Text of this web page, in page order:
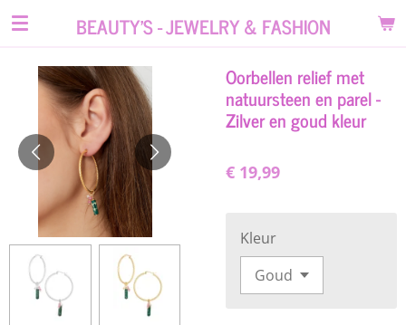
Ga
hoofdinhoud
BEAUTY'S - JEWELRY & FASHION
Oorbellen relief met
natuursteen en parel -
Zilver en goud kleur
€ 19,99
Kleur